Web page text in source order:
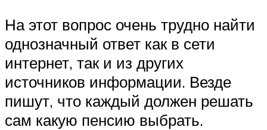
На этот вопрос очень трудно найти
однозначный ответ как в сети
интернет, так и из других
источников информации. Везде
пишут, что каждый должен решать
сам какую пенсию выбрать.